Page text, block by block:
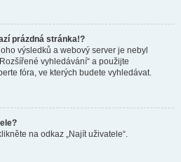
prázdná stránka!?
výsledků a webový server je nebyl
vyhledávání“ a použijte
fóra, ve kterých budete vyhledávat.
na odkaz „Najít uživatele“.